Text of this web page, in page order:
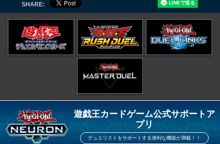
SHARE:
遊戯王カードゲーム公式サポートア
プリ
デュエリストをサポートする便利な機能が満載！！